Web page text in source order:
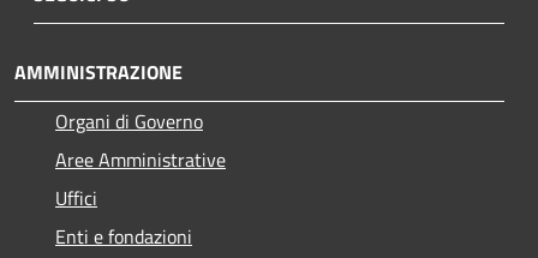
AMMINISTRAZIONE
Organi di Governo
Aree Amministrative
Uffici
Enti e fondazioni